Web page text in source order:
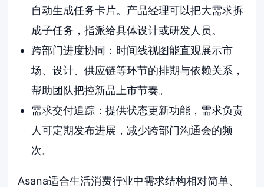
自动生成任务卡片。产品经理可以把大需求拆
成子任务，指派给具体设计或研发人员。
跨部门进度协同：时间线视图能直观展示市
场、设计、供应链等环节的排期与依赖关系，
帮助团队把控新品上市节奏。
需求交付追踪：提供状态更新功能，需求负责
人可定期发布进展，减少跨部门沟通会的频
次。
Asana适合生活消费行业中需求结构相对简单、